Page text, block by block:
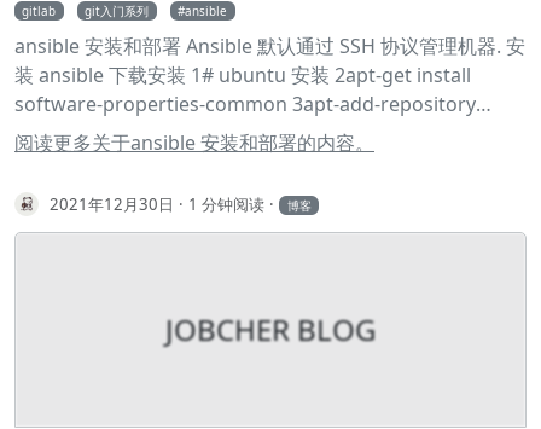
的 /healthz 13curl -sf --max-time 3
https://${APISERVER_VIP}:${APISERVER_PORT}/healthz \
14 -k -o /dev/null || errorExit "API Server Unhealthy" 配
置master 1vim /etc/keepalived/keepalived.
gitlab git入门系列 ansible
ansible 安装和部署 Ansible 默认通过 SSH 协议管理机器. 安
装 ansible 下载安装 1# ubuntu 安装 2apt-get install
software-properties-common 3apt-add-repository
ppa:ansible/ansible 4apt-get update 5apt-get install
ansible 6# centos 安装 7yum install ansible 检查文件 1#
检查 2ansible --version ansible 配置 添加主机 1vim
/etc/ansible/hosts 2#添加你需要添加的被控主机地址和IP
id -i ~/.ssh/id_rsa.pubroot@192.168.0.36ssh-copy-id -i
下.ssh/authorized_keys文件中。 更改 ansible 配置 1vim
阅读更多关于ansible 安装和部署的内容。
2021年12月30日 1 分钟阅读 博客
JOBCHER BLOG